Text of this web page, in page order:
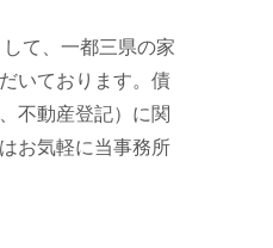
て、一都三県の家
いております。債
不動産登記）に関
お気軽に当事務所